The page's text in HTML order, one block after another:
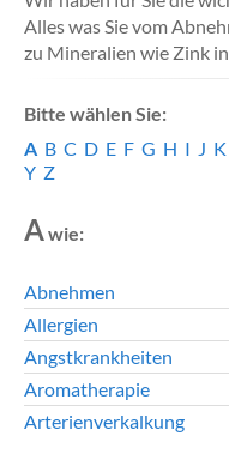
Alles was Sie vom
zu Mineralien wie Zink
Bitte wählen Sie:
A B C D E F G H I J K
Y Z
Awie:
Abnehmen
Allergien
Angstkrankheiten
Aromatherapie
Arterienverkalkung